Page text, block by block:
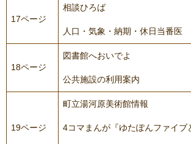
17ページ
相談ひろば
人口・気象・納期・休日当番医
18ページ
図書館へおいでよ
公共施設の利用案内
19ページ
町立湯河原美術館情報
4コマまんが『ゆたぽんファイブ